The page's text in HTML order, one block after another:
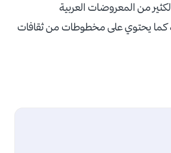
من المعروضات العربية
كما يحتوي على مخطوطات من ثقافات